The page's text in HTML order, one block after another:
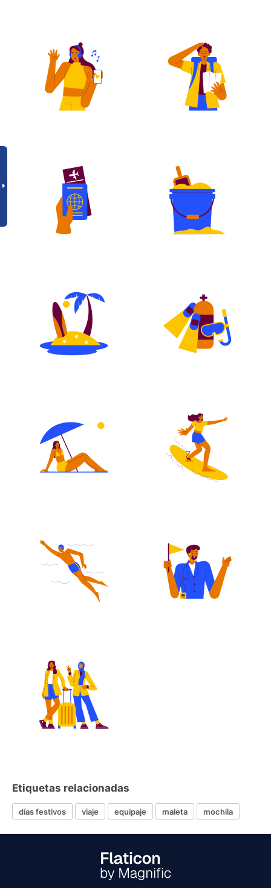
Etiquetas relacionadas
días festivos viaje equipaje maleta mochila